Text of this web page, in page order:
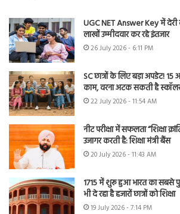
UGC NET Answer Key में
लाखों उम्मीदवार कर रहे इंतजार
26 July 2026 - 6:11 PM
SC छात्रों के लिए बड़ा अपडेट!
काम, वरना अटक सकती है
22 July 2026 - 11:54 AM
नीट परीक्षा में सफलता “शिक्षा
उजागर करती है: शिक्षा मंत्री बैंस
20 July 2026 - 11:43 AM
1715 में शुरू हुआ भारत का सबसे
भी दे रहा है हजारों छात्रों को शिक्षा
19 July 2026 - 7:14 PM